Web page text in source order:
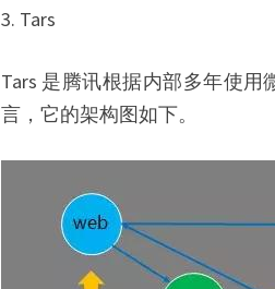
3. Tars
Tars 是腾讯根据内部多年使
言，它的架构图如下。